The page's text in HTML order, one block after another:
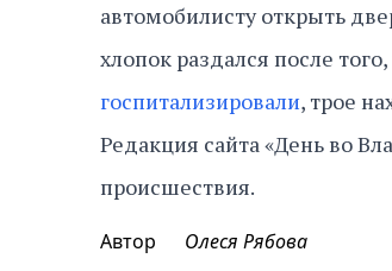
автомобилисту открыть
хлопок раздался после
госпитализировали, трое
Редакция сайта «День во
происшествия.
Автор Олеся Рябова